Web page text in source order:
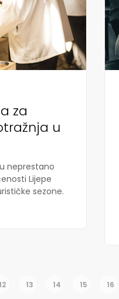
za
u
neprestano
Lijepe
sezone.
12 13 14 15 16